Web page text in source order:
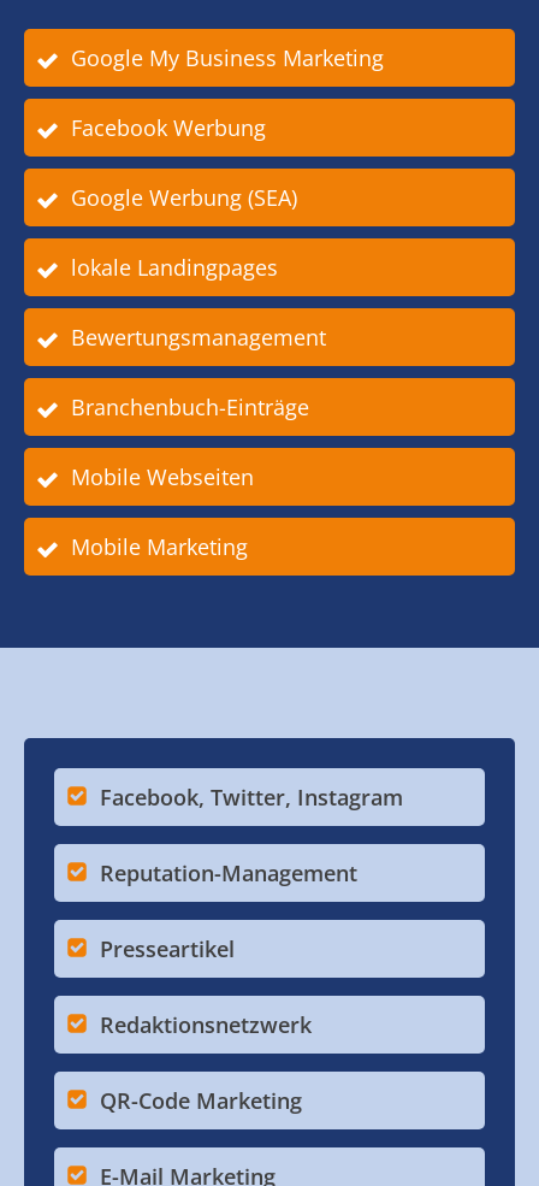
Google My Business Marketing
Facebook Werbung
Google Werbung (SEA)
lokale Landingpages
Bewertungsmanagement
Branchenbuch-Einträge
Mobile Webseiten
Mobile Marketing
Facebook, Twitter, Instagram
Reputation-Management
Presseartikel
Redaktionsnetzwerk
QR-Code Marketing
E-Mail Marketing